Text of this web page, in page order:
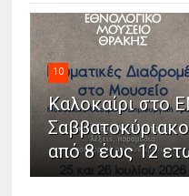
10
Καλοκαίρι στο
από 8 έως 12